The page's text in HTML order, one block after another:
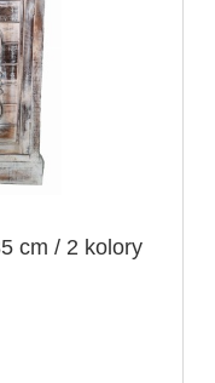
cm / 2 kolory